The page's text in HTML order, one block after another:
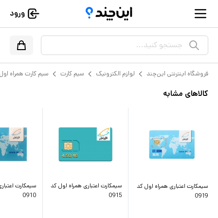
ورود
جستجو کنید...
فروشگاه اینترنتی این‌چند لوازم الکترونیک سیم کارت سیم کارت همراه
کالاهای مشابه
سیمکارت اعتباری همراه اول کد
0919
سیمکارت اعتباری همراه اول کد
0915
سیمکارت
0910